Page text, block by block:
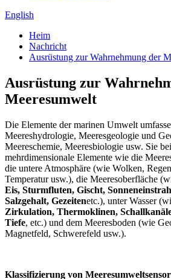
English
Heim
Nachricht
Ausrüstung zur Wahrnehmung der
Ausrüstung zur
Meeresumwelt
Die Elemente der marinen Umwelt
Meereshydrologie, Meeresgeologie und
Meereschemie, Meeresbiologie usw. Sie
mehrdimensionale Elemente wie die
die untere Atmosphäre (wie Wolken,
Temperatur usw.), die Meeresoberfläche
Eis, Sturmfluten, Gischt,
Salzgehalt, Gezeitenetc.), unter Wasser
Zirkulation, Thermoklinen,
Tiefe, etc.) und dem Meeresboden (wie
Magnetfeld, Schwerefeld usw.).
Klassifizierung von